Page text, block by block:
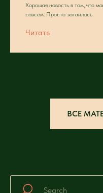
Хорошая новость в том, что
совсем. Просто затаилась.
Читать
ВСЕ